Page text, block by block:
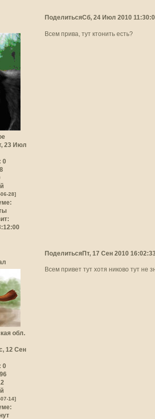
ПоделитьсяСб, 24 Июл 2010
23 Июл
0
8
28]
Всем прива, тут ктонить есть?
ПоделитьсяПт, 17 Сен 2010
обл.
12 Сен
0
14]
Всем привет тут хотя никово тут не